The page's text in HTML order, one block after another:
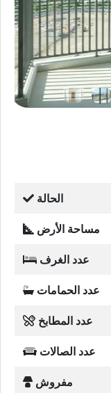
الحالة
مساحة الأرض
عدد الغرف
عدد الحمامات
عدد المطابخ
عدد الصالات
مفروش